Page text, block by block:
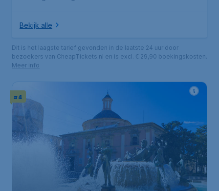
Bekijk alle
Dit is het laagste tarief gevonden in de laatste 24 uur door
bezoekers van CheapTickets.nl en is excl. € 29,90 boekingskosten.
Meer info
# 4